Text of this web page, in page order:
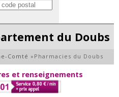
du Doubs
Comté » Pharmacies du Doubs
et renseignements